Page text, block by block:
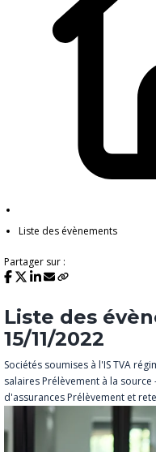
Liste des évènements
Partager sur :
Liste des
15/11/2022
Sociétés soumises à l'ISTVA
salaires Prélèvement à la source
d'assurances Prélèvement et